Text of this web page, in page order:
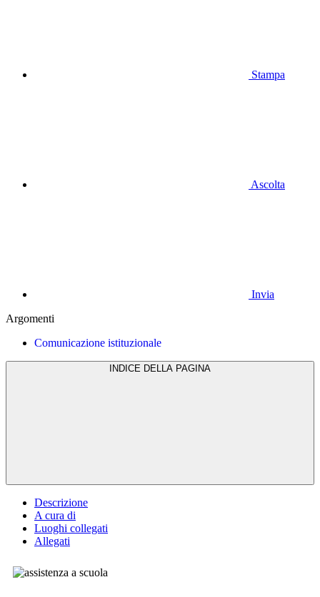
Stampa
Ascolta
Invia
Argomenti
Comunicazione istituzionale
Descrizione
A cura di
Luoghi collegati
Allegati